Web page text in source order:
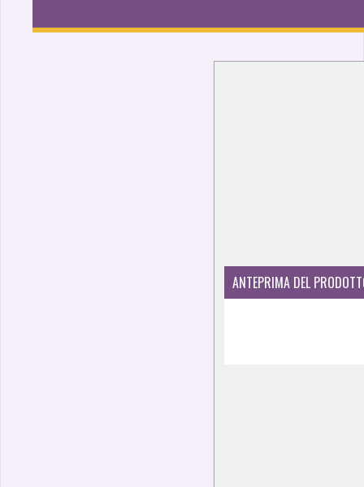
ANTEPRIMA DEL